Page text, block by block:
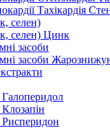
Тахікардія
селен)
селен) Цинк
засоби
засоби